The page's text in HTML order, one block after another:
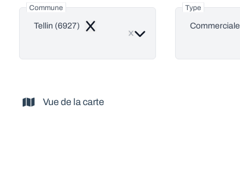
Commune
Tellin (6927) Remove
Type
Commerciale
Vue de la carte